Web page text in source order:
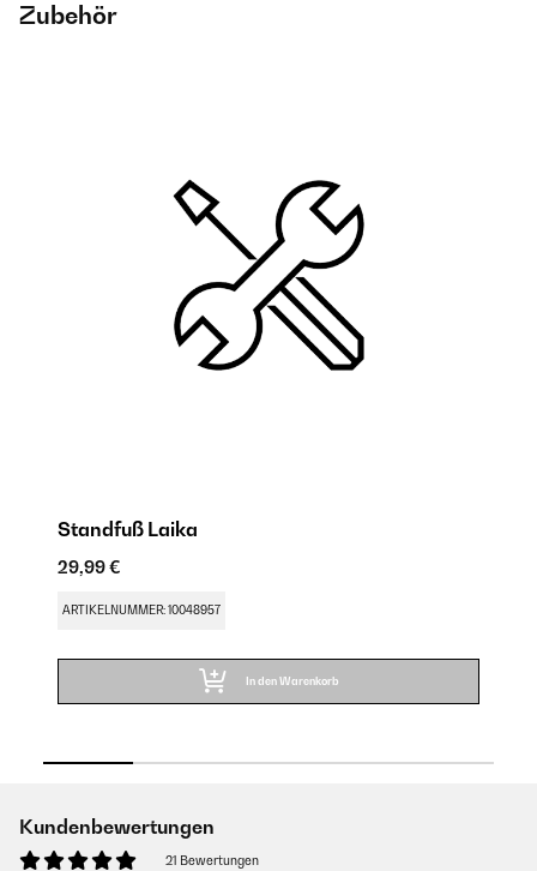
Zubehör
Standfuß Laika
29,99 €
ARTIKELNUMMER: 10048957
In den Warenkorb
Kundenbewertungen
21 Bewertungen